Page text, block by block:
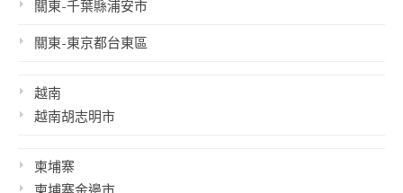
關東-千葉縣浦安市
關東-東京都台東區
越南
越南胡志明市
柬埔寨